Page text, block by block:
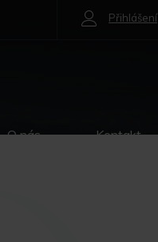
Přihlášení
O nás Kontakt